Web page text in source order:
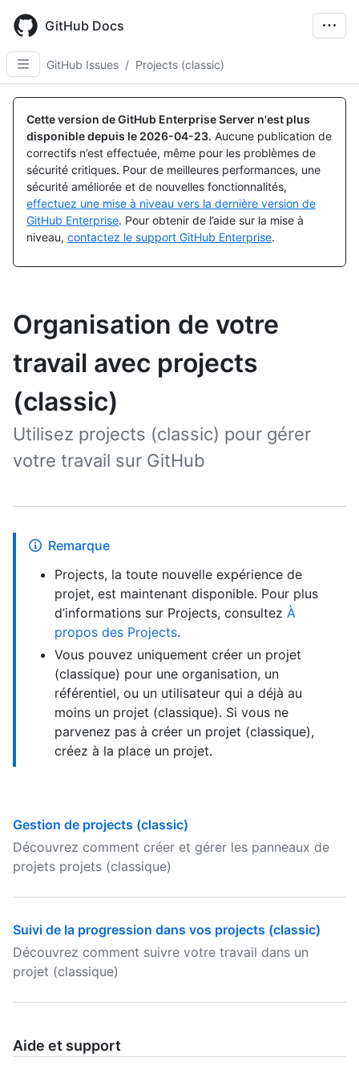
main
content
GitHub Docs
GitHub Issues / Projects (classic)
Cette version de GitHub Enterprise Server n'est plus
disponible depuis le 2026-04-23. Aucune publication de
correctifs n’est effectuée, même pour les problèmes de
sécurité critiques. Pour de meilleures performances, une
sécurité améliorée et de nouvelles fonctionnalités,
effectuez une mise à niveau vers la dernière version de
GitHub Enterprise. Pour obtenir de l’aide sur la mise à
niveau, contactez le support GitHub Enterprise.
Organisation de votre
travail avec projects
(classic)
Utilisez projects (classic) pour gérer
votre travail sur GitHub
Remarque
Projects, la toute nouvelle expérience de
projet, est maintenant disponible. Pour plus
d’informations sur Projects, consultez À
propos des Projects.
Vous pouvez uniquement créer un projet
(classique) pour une organisation, un
référentiel, ou un utilisateur qui a déjà au
moins un projet (classique). Si vous ne
parvenez pas à créer un projet (classique),
créez à la place un projet.
Gestion de projects (classic)
Découvrez comment créer et gérer les panneaux de
projets projets (classique)
Suivi de la progression dans vos projects (classic)
Découvrez comment suivre votre travail dans un
projet (classique)
Aide et support